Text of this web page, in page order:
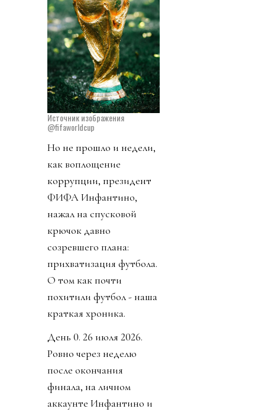
Источник изображения
@fifaworldcup
Но не прошло и недели,
как воплощение
коррупции, президент
ФИФА Инфантино,
нажал на спусковой
крючок давно
созревшего плана:
прихватизация футбола.
О том как почти
похитили футбол - наша
краткая хроника.
День 0. 26 июля 2026.
Ровно через неделю
после окончания
финала, на личном
аккаунте Инфантино и